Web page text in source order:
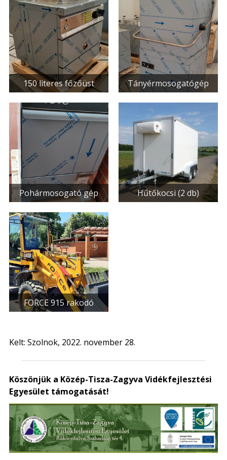
150 literes főzőüst Tányérmosogatógép
Pohármosogató gép Hűtőkocsi (2 db)
FORCE 915 rakodó
Kelt: Szolnok, 2022. november 28.
Köszönjük a Közép-Tisza-Zagyva Vidékfejlesztési
Egyesület támogatását!